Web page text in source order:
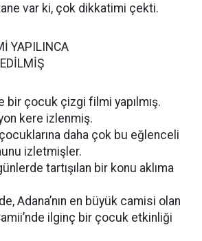
var ki, çok dikkatimi çekti.
YAPILINCA
bir çocuk çizgi filmi yapılmış.
kere izlenmiş.
daha çok bu eğlenceli
izletmişler.
tartışılan bir konu aklıma
Adana’nın en büyük camisi olan
ilginç bir çocuk etkinliği